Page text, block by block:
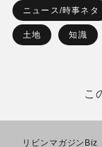
ニュース/時事ネタ
土地 知識
こ
リビンマガジンBiz